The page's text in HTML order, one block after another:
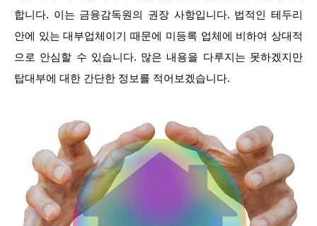
합니다. 이는 금융감독원의 권장 사항입니다. 법적인 테두리
안에 있는 대부업체이기 때문에 미등록 업체에 비하여 상대적
으로 안심할 수 있습니다. 많은 내용을 다루지는 못하겠지만
탑대부에 대한 간단한 정보를 적어보겠습니다.